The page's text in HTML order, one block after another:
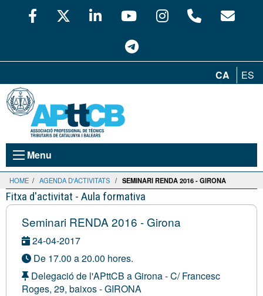
CA ES
Menu
HOME / AGENDA D'ACTIVITATS / SEMINARI RENDA 2016 - GIRONA
Fitxa d'activitat - Aula formativa
Seminari RENDA 2016 - Girona
24-04-2017
De 17.00 a 20.00 hores.
Delegació de l'APttCB a Girona - C/ Francesc
Roges, 29, baixos - GIRONA